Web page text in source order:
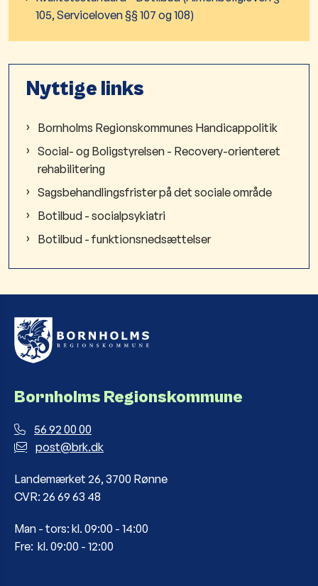
105, Serviceloven §§ 107 og 108)
Nyttige links
Bornholms Regionskommunes Handicappolitik
Social- og Boligstyrelsen - Recovery-orienteret
rehabilitering
Sagsbehandlingsfrister på det sociale område
Botilbud - socialpsykiatri
Botilbud - funktionsnedsættelser
Bornholms Regionskommune
56 92 00 00
post@brk.dk
Landemærket 26, 3700 Rønne
CVR: 26 69 63 48
Man - tors: kl. 09:00 - 14:00
Fre: kl. 09:00 - 12:00